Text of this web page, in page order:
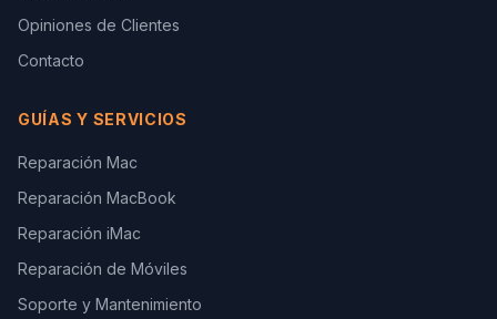
Opiniones de Clientes
Contacto
GUÍAS Y SERVICIOS
Reparación Mac
Reparación MacBook
Reparación iMac
Reparación de Móviles
Soporte y Mantenimiento